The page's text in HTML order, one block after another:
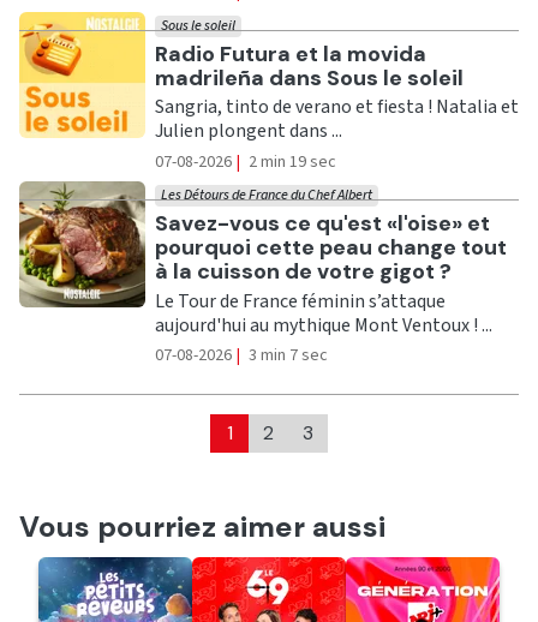
Ecouter
Radio Futura et la movida
madrileña dans Sous le soleil
Sous le soleil
Sangria, tinto de verano et fiesta ! Natalia et
Julien plongent dans ...
07-08-2026 | 2 min 19 sec
Ecouter
Savez-vous ce qu'est «l'oise» et
pourquoi cette peau change tout
à la cuisson de votre gigot ?
Les Détours de France du Chef Albert
Le Tour de France féminin s’attaque
aujourd'hui au mythique Mont Ventoux ! ...
07-08-2026 | 3 min 7 sec
1 2 3
Vous pourriez aimer aussi